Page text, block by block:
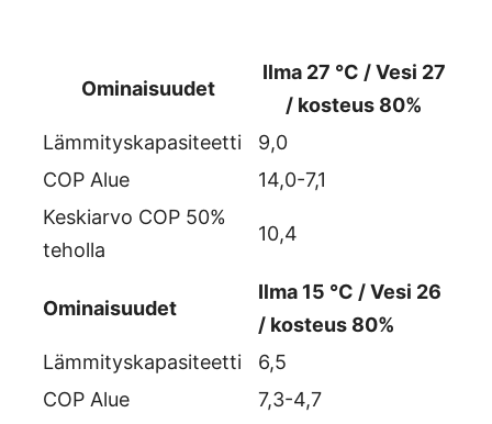
Ominaisuudet
Ilma 27 °C / Vesi 27
/ kosteus 80%
Lämmityskapasiteetti
9,0
COP Alue
14,0-7,1
Keskiarvo COP 50%
teholla
10,4
Ominaisuudet
Ilma 15 °C / Vesi 26
/ kosteus 80%
Lämmityskapasiteetti
6,5
COP Alue
7,3-4,7